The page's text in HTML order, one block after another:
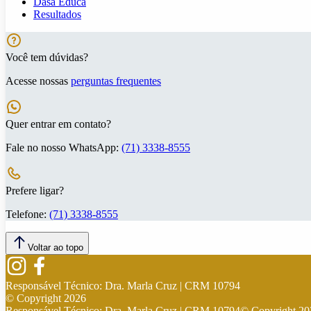
Resultados
Você tem dúvidas?
Acesse nossas perguntas frequentes
Quer entrar em contato?
Fale no nosso WhatsApp: (71) 3338-8555
Prefere ligar?
Telefone: (71) 3338-8555
Voltar ao topo
Responsável Técnico: Dra. Marla Cruz | CRM 10794
© Copyright 2026